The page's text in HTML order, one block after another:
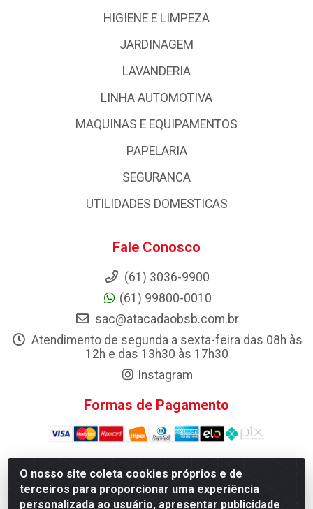
O nosso site coleta cookies próprios e de
terceiros para proporcionar uma experiência
personalizada ao usuário, apresentar publicidade
HIGIENE E LIMPEZA
JARDINAGEM
LAVANDERIA
LINHA AUTOMOTIVA
MAQUINAS E EQUIPAMENTOS
PAPELARIA
SEGURANCA
UTILIDADES DOMESTICAS
Fale Conosco
(61) 3036-9900
(61) 99800-0010
sac@atacadaobsb.com.br
Atendimento de segunda a sexta-feira das 08h às
12h e das 13h30 às 17h30
Instagram
Formas de Pagamento
Atacadao da Limpeza F. Pereira Queiroz Comercio e
Distribuicao LTDA - Quadra Qi 10 Lotes 39 e, 41 - Setor